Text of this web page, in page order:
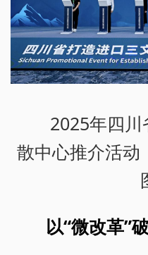
2025年四
散中心推介活动
以“微改革”